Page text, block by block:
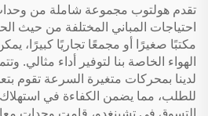
تقدم هولتوب مجموعة شاملة من وحدات
احتياجات المباني المختلفة من حيث
مكتبًا صغيرًا أو مجمعًا تجاريًا
الهواء الخاصة بنا لتوفير أداء مثالي.
لدينا بمحركات متغيرة السرعة تقوم
للطلب، مما يضمن الكفاءة في